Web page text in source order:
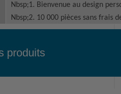
Nbsp;1. Bienvenue au design
Nbsp;2. 10 000 pièces sans frais
produits